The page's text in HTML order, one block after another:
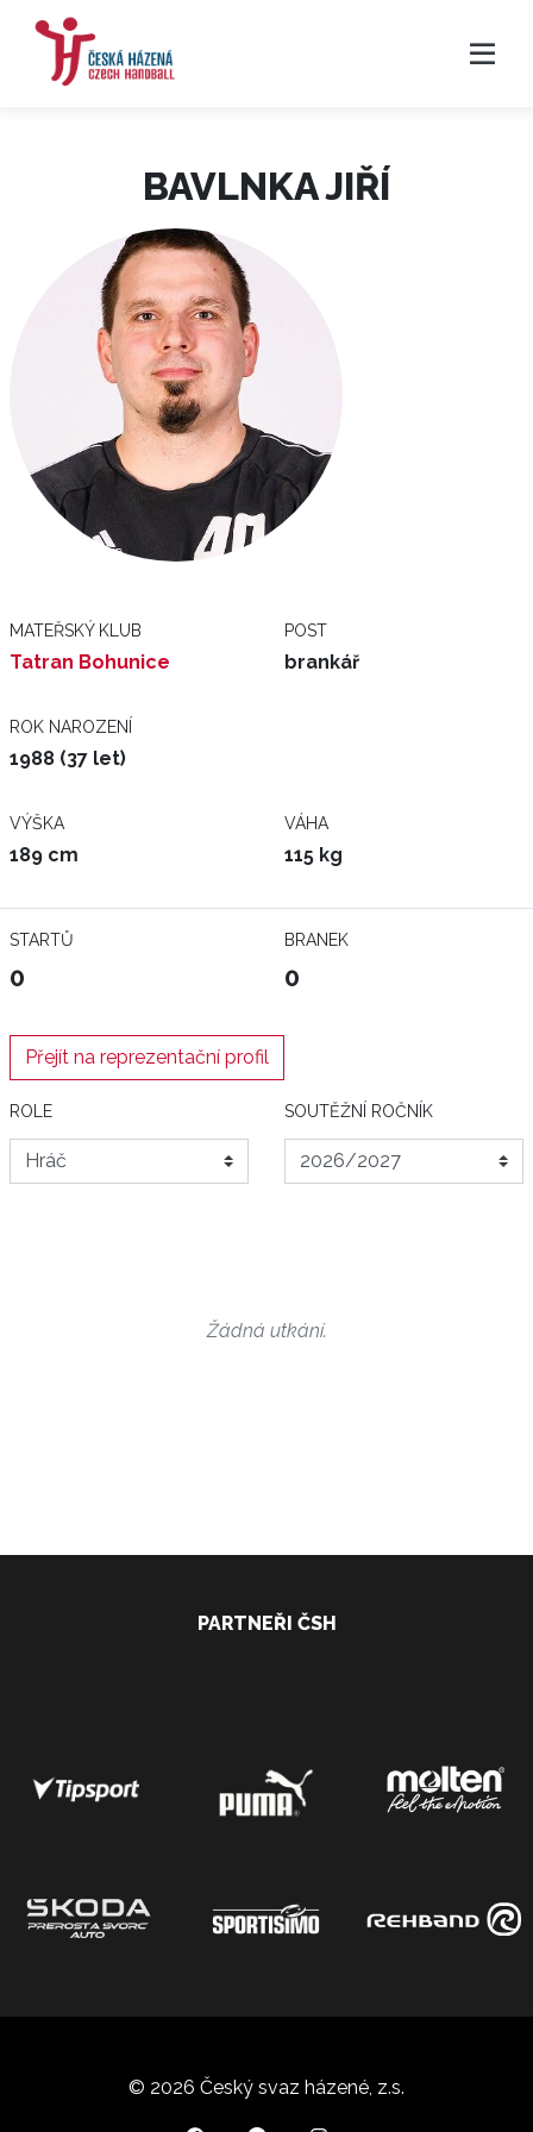
BAVLNKA JIŘÍ
MATEŘSKÝ KLUB
Tatran Bohunice
POST
brankář
ROK NAROZENÍ
1988 (37 let)
VÝŠKA
189 cm
VÁHA
115 kg
STARTŮ
0
BRANEK
0
Přejít na reprezentační profil
ROLE SOUTĚŽNÍ ROČNÍK
Žádná utkání.
PARTNEŘI ČSH
© 2026 Český svaz házené, z.s.